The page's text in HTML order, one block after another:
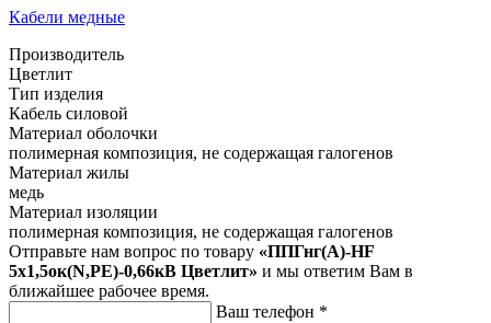
Кабели медные
Производитель
Цветлит
Тип изделия
Кабель силовой
Материал оболочки
полимерная композиция, не содержащая галогенов
Материал жилы
медь
Материал изоляции
полимерная композиция, не содержащая галогенов
Отправьте нам вопрос по товару «ППГнг(А)-HF
5х1,5ок(N,PE)-0,66кВ Цветлит» и мы ответим Вам в
ближайшее рабочее время.
Ваш телефон *